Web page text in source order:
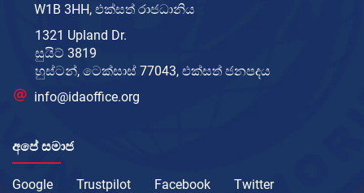
W1B 3HH, එක්සත් රාජධානිය
1321 Upland Dr.
සුයිට් 3819
හුස්ටන්, ටෙක්සාස් 77043, එක්සත් ජනපදය
info@idaoffice.org
අපේ සමාජ
Google Trustpilot Facebook
Twitter